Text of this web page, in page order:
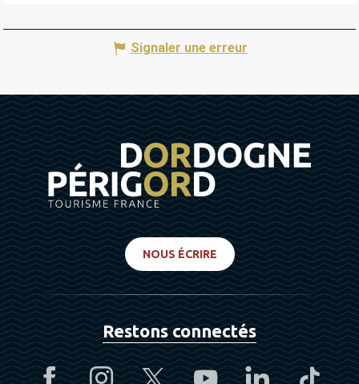
Signaler une erreur
NOUS ÉCRIRE
Restons connectés